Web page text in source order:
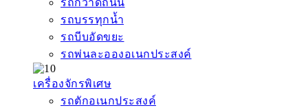
รถกวาดถนน
รถบรรทุกน้ำ
รถบีบอัดขยะ
รถพ่นละอองอเนกประสงค์
เครื่องจักรพิเศษ
รถตักอเนกประสงค์